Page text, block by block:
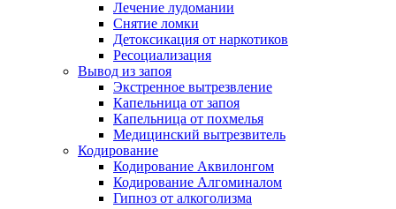
Лечение лудомании
Снятие ломки
Детоксикация от наркотиков
Ресоциализация
Вывод из запоя
Экстренное вытрезвление
Капельница от запоя
Капельница от похмелья
Медицинский вытрезвитель
Кодирование
Кодирование Аквилонгом
Кодирование Алгоминалом
Гипноз от алкоголизма